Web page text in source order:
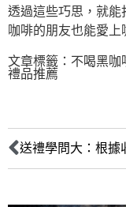
透過這些巧思，就能
咖啡的朋友也能愛上
文章標籤： 不喝黑咖
禮品推薦